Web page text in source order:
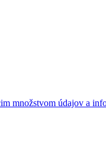
množstvom údajov a